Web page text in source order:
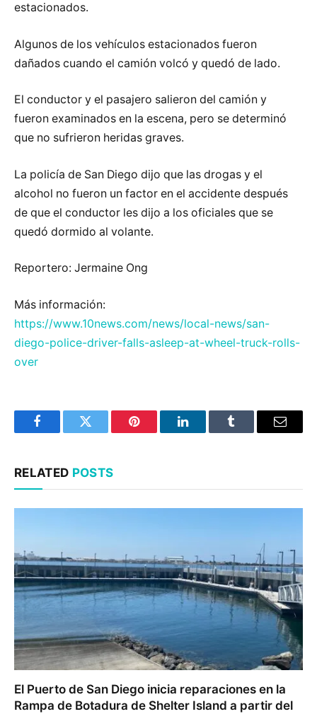
estacionados.
Algunos de los vehículos estacionados fueron
dañados cuando el camión volcó y quedó de lado.
El conductor y el pasajero salieron del camión y
fueron examinados en la escena, pero se determinó
que no sufrieron heridas graves.
La policía de San Diego dijo que las drogas y el
alcohol no fueron un factor en el accidente después
de que el conductor les dijo a los oficiales que se
quedó dormido al volante.
Reportero: Jermaine Ong
Más información:
https://www.10news.com/news/local-news/san-
diego-police-driver-falls-asleep-at-wheel-truck-rolls-
over
FacebookTwitter Pinterest LinkedInTumblr Email
RELATED POSTS
El Puerto de San Diego inicia reparaciones en la
Rampa de Botadura de Shelter Island a partir del